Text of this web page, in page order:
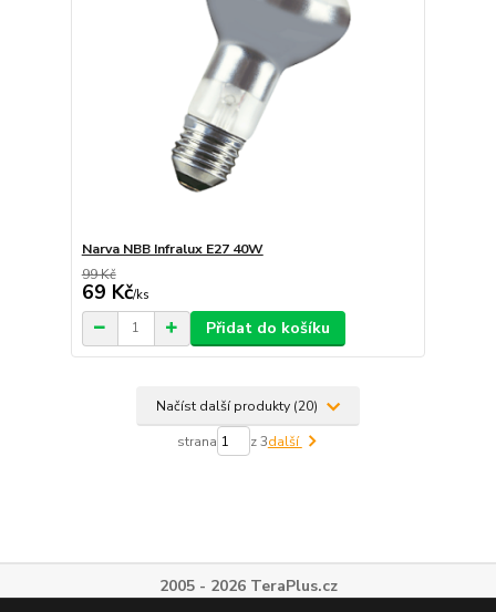
Narva NBB Infralux E27 40W
99 Kč
69 Kč/ks
Přidat do košíku
Načíst další produkty (20)
strana z 3další
2005 - 2026 TeraPlus.cz